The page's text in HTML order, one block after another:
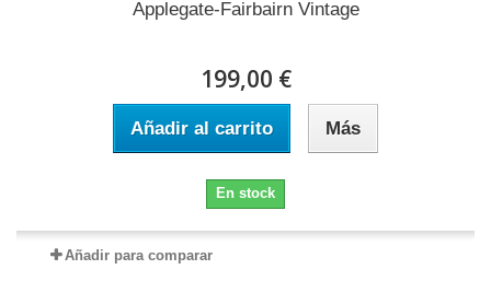
Applegate-Fairbairn Vintage
199,00 €
Añadir al carrito Más
En stock
Añadir para comparar